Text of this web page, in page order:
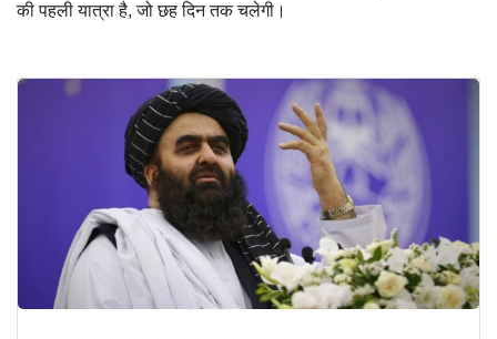
की पहली यात्रा है, जो छह दिन तक चलेगी।